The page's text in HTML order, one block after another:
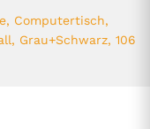
Computertisch,
Grau+Schwarz, 106